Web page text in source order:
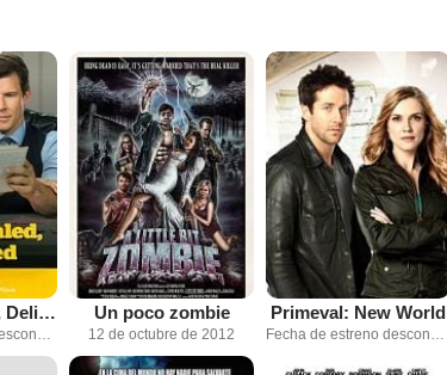
Signed, Sealed, Delivered Un poco zombie
12 de octubre de 2012
Primeval: New World